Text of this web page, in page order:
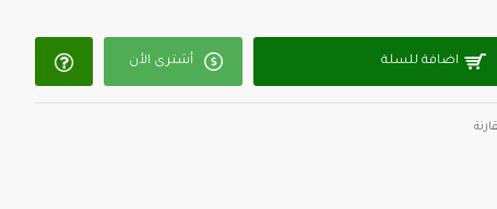
اضافة للسلة أشترى الأن